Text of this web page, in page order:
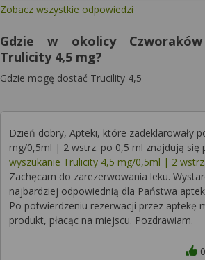
Zobacz wszystkie odpowiedzi
Gdzie w okolicy
Trulicity 4,5 mg?
Gdzie mogę dostać Trucility 4,5
Dzień dobry, Apteki, które zadeklarowały
mg/0,5ml | 2 wstrz. po 0,5 ml znajdują się
wyszukanie Trulicity 4,5 mg/0,5ml | 2
Zachęcam do zarezerwowania leku.
najbardziej odpowiednią dla Państwa
Po potwierdzeniu rezerwacji przez aptekę
produkt, płacąc na miejscu. Pozdrawiam.
0